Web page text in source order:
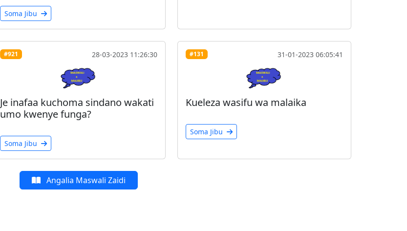
Soma Jibu
#921 28-03-2023 11:26:30
Je inafaa kuchoma sindano wakati
umo kwenye funga?
Soma Jibu
#131 31-01-2023 06:05:41
Kueleza wasifu wa malaika
Soma Jibu
Angalia Maswali Zaidi